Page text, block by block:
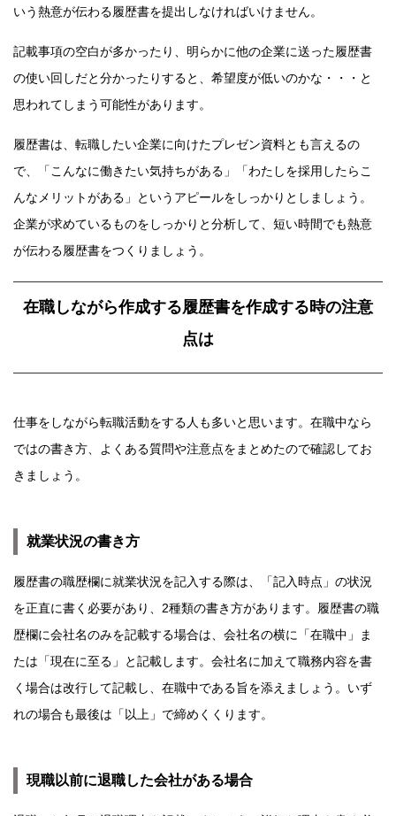
いう熱意が伝わる履歴書を提出しなければいけません。
記載事項の空白が多かったり、明らかに他の企業に送った履歴書
の使い回しだと分かったりすると、希望度が低いのかな・・・と
思われてしまう可能性があります。
履歴書は、転職したい企業に向けたプレゼン資料とも言えるの
で、「こんなに働きたい気持ちがある」「わたしを採用したらこ
んなメリットがある」というアピールをしっかりとしましょう。
企業が求めているものをしっかりと分析して、短い時間でも熱意
が伝わる履歴書をつくりましょう。
在職しながら作成する履歴書を作成する時の注意
点は
仕事をしながら転職活動をする人も多いと思います。在職中なら
ではの書き方、よくある質問や注意点をまとめたので確認してお
きましょう。
就業状況の書き方
履歴書の職歴欄に就業状況を記入する際は、「記入時点」の状況
を正直に書く必要があり、2種類の書き方があります。履歴書の職
歴欄に会社名のみを記載する場合は、会社名の横に「在職中」ま
たは「現在に至る」と記載します。会社名に加えて職務内容を書
く場合は改行して記載し、在職中である旨を添えましょう。いず
れの場合も最後は「以上」で締めくくります。
現職以前に退職した会社がある場合